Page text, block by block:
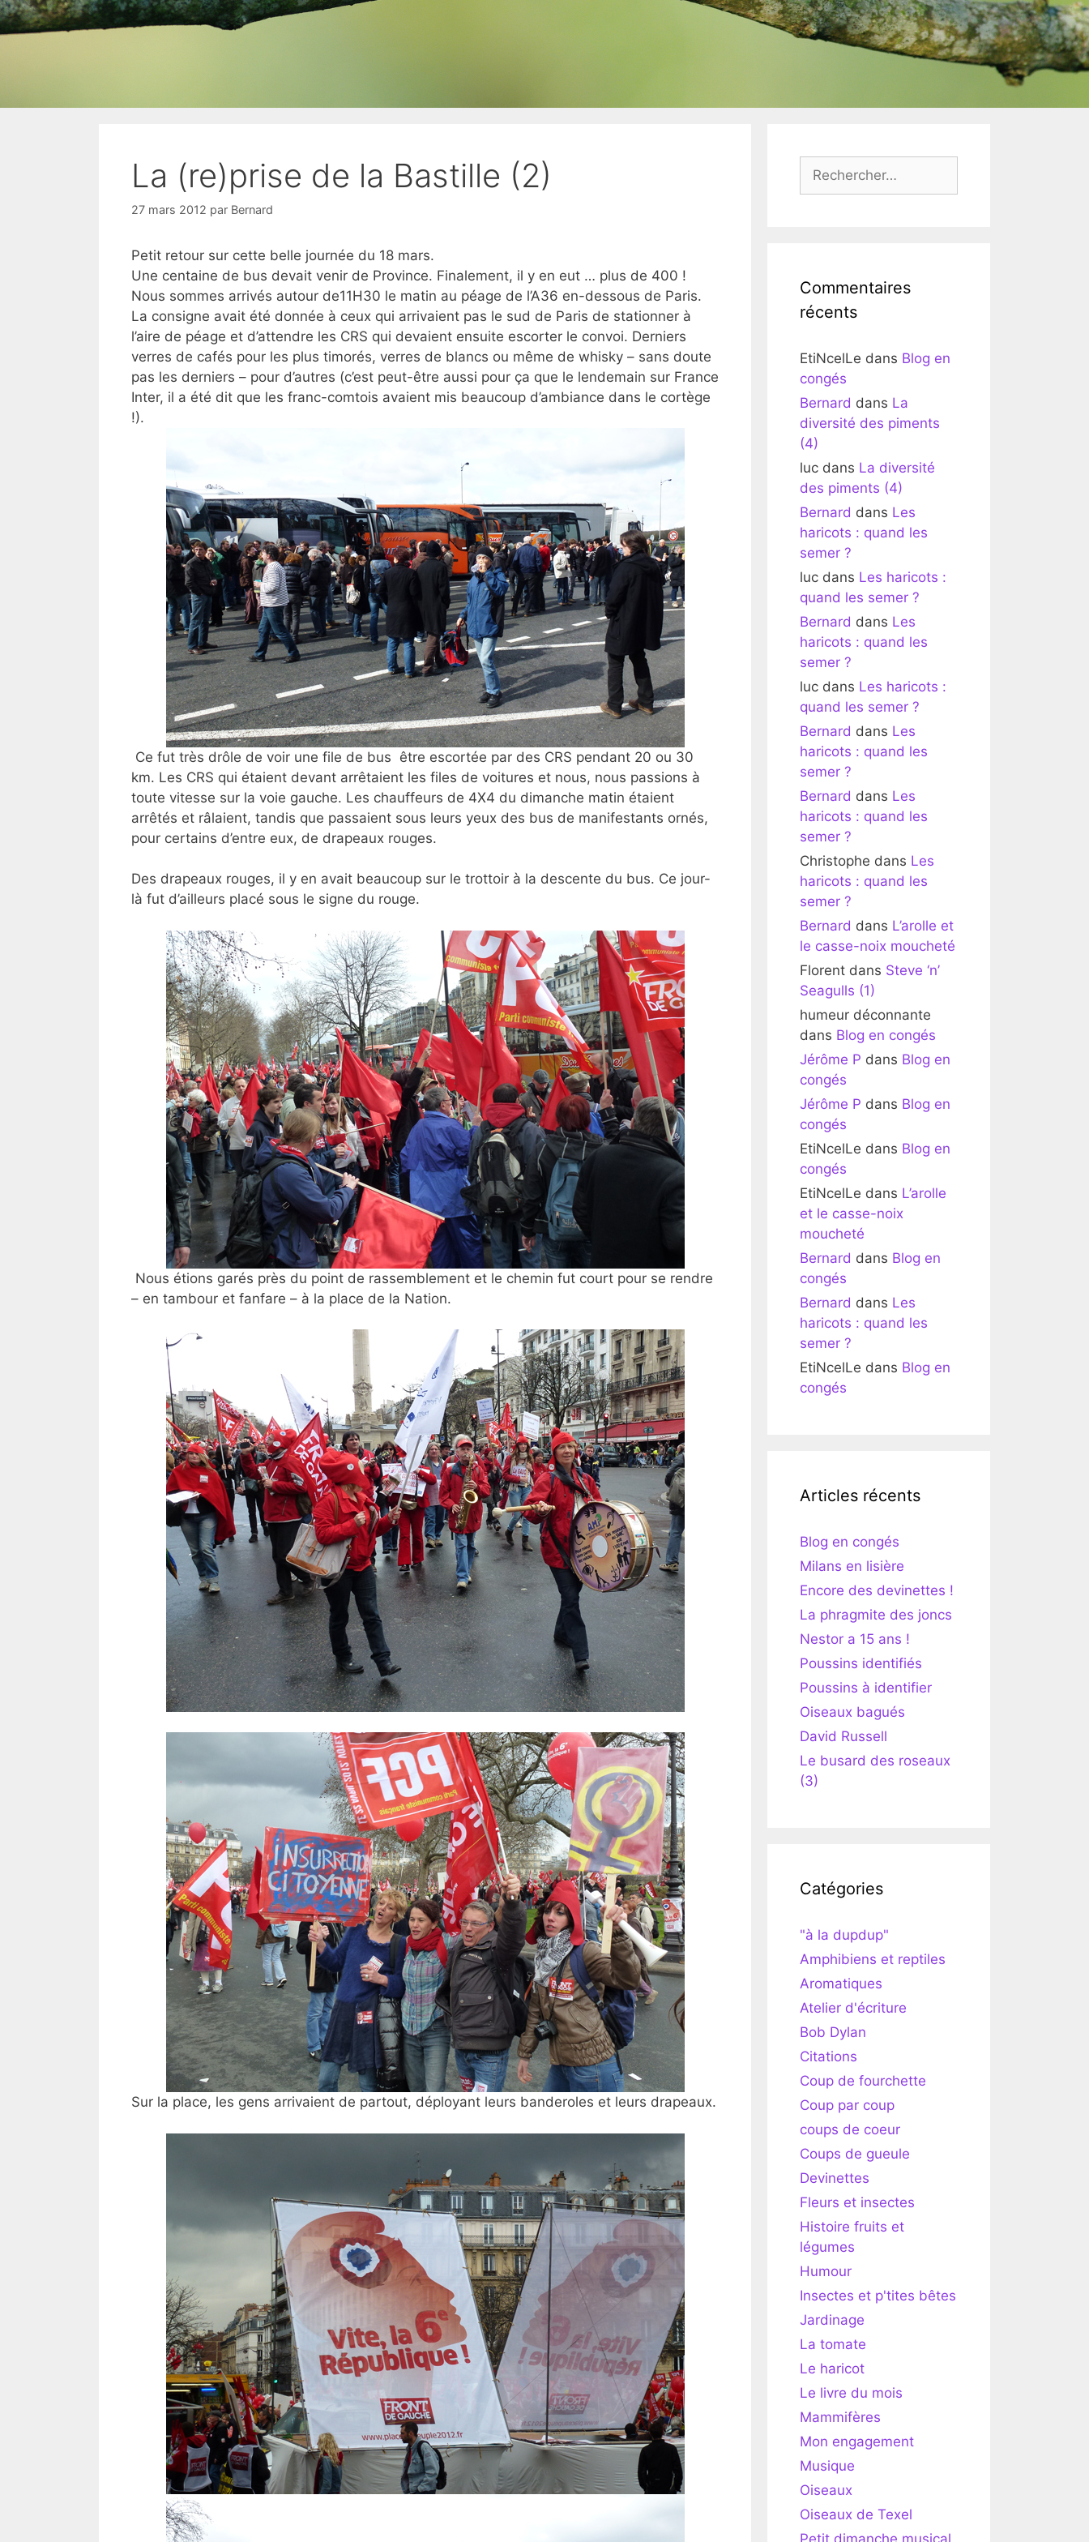
La (re)prise de la Bastille (2)
27 mars 2012 par Bernard
Petit retour sur cette belle journée du 18 mars.
Une centaine de bus devait venir de Province. Finalement, il y en eut … plus de 400 !
Nous sommes arrivés autour de11H30 le matin au péage de l’A36 en-dessous de Paris.
La consigne avait été donnée à ceux qui arrivaient pas le sud de Paris de stationner à
l’aire de péage et d’attendre les CRS qui devaient ensuite escorter le convoi. Derniers
verres de cafés pour les plus timorés, verres de blancs ou même de whisky – sans doute
pas les derniers – pour d’autres (c’est peut-être aussi pour ça que le lendemain sur France
Inter, il a été dit que les franc-comtois avaient mis beaucoup d’ambiance dans le cortège
!).
Ce fut très drôle de voir une file de bus être escortée par des CRS pendant 20 ou 30
km. Les CRS qui étaient devant arrêtaient les files de voitures et nous, nous passions à
toute vitesse sur la voie gauche. Les chauffeurs de 4X4 du dimanche matin étaient
arrêtés et râlaient, tandis que passaient sous leurs yeux des bus de manifestants ornés,
pour certains d’entre eux, de drapeaux rouges.
Des drapeaux rouges, il y en avait beaucoup sur le trottoir à la descente du bus. Ce jour-
là fut d’ailleurs placé sous le signe du rouge.
Nous étions garés près du point de rassemblement et le chemin fut court pour se rendre
– en tambour et fanfare – à la place de la Nation.
Sur la place, les gens arrivaient de partout, déployant leurs banderoles et leurs drapeaux.
Commentaires
récents
EtiNcelLe dans Blog en
congés
Bernard dans La
diversité des piments
(4)
luc dans La diversité
des piments (4)
Bernard dans Les
haricots : quand les
semer ?
luc dans Les haricots :
quand les semer ?
Bernard dans Les
haricots : quand les
semer ?
luc dans Les haricots :
quand les semer ?
Bernard dans Les
haricots : quand les
semer ?
Bernard dans Les
haricots : quand les
semer ?
Christophe dans Les
haricots : quand les
semer ?
Bernard dans L’arolle et
le casse-noix moucheté
Florent dans Steve ‘n’
Seagulls (1)
humeur déconnante
dans Blog en congés
Jérôme P dans Blog en
congés
Jérôme P dans Blog en
congés
EtiNcelLe dans Blog en
congés
EtiNcelLe dans L’arolle
et le casse-noix
moucheté
Bernard dans Blog en
congés
Bernard dans Les
haricots : quand les
semer ?
EtiNcelLe dans Blog en
congés
Articles récents
Blog en congés
Milans en lisière
Encore des devinettes !
La phragmite des joncs
Nestor a 15 ans !
Poussins identifiés
Poussins à identifier
Oiseaux bagués
David Russell
Le busard des roseaux
(3)
Catégories
"à la dupdup"
Amphibiens et reptiles
Aromatiques
Atelier d'écriture
Bob Dylan
Citations
Coup de fourchette
Coup par coup
coups de coeur
Coups de gueule
Devinettes
Fleurs et insectes
Histoire fruits et
légumes
Humour
Insectes et p'tites bêtes
Jardinage
La tomate
Le haricot
Le livre du mois
Mammifères
Mon engagement
Musique
Oiseaux
Oiseaux de Texel
Petit dimanche musical